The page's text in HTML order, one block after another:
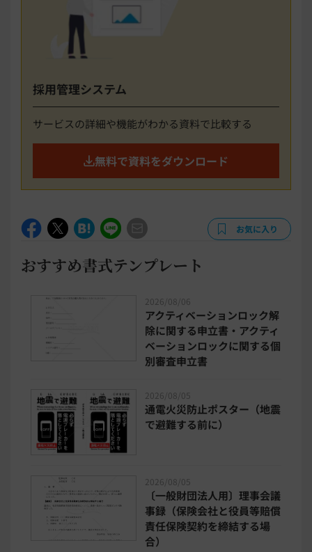
採用管理システム
サービスの詳細や機能がわかる資料で比較する
無料で資料をダウンロード
お気に入り
おすすめ書式テンプレート
2026/08/06
アクティベーションロック解
除に関する申立書・アクティ
ベーションロックに関する個
別審査申立書
2026/08/05
通電火災防止ポスター（地震
で避難する前に）
2026/08/05
〔一般財団法人用〕理事会議
事録（保険会社と役員等賠償
責任保険契約を締結する場
合）